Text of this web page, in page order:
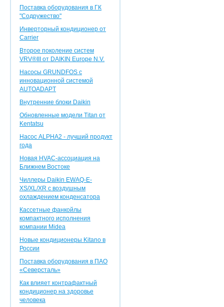
Поставка оборудования в ГК
"Содружество"
Инверторный кондиционер от
Carrier
Второе поколение систем
VRV®III от DAIKIN Europe N.V.
Насосы GRUNDFOS с
инновационной системой
AUTOADAPT
Внутренние блоки Daikin
Обновленные модели Titan от
Kentatsu
Насос ALPHA2 - лучший продукт
года
Новая HVAC-ассоциация на
Ближнем Востоке
Чиллеры Daikin EWAQ-E-
XS/XL/XR с воздушным
охлаждением конденсатора
Кассетные фанкойлы
компактного исполнения
компании Midea
Новые кондиционеры Kitano в
России
Поставка оборудования в ПАО
«Северсталь»
Как влияет контрафактный
кондиционер на здоровье
человека